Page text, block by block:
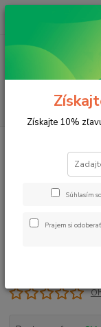
(Po-Pia, 8-17 hod.)
Kríž MMMT 6/
Kríž
Získajte 10%
Súhlasím so
Prajem si